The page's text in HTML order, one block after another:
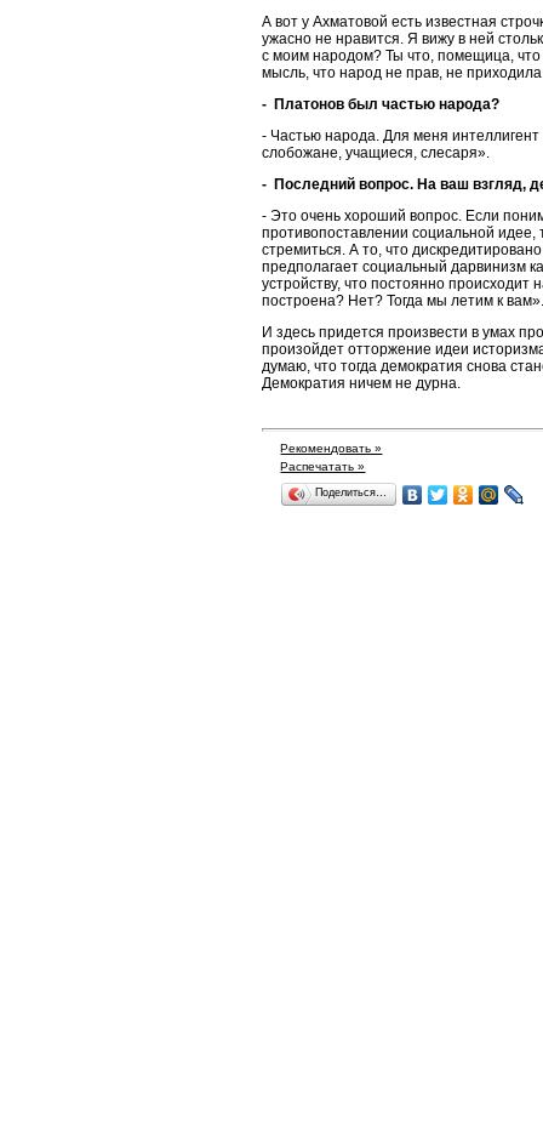
А вот у Ахматовой есть известная
ужасно не нравится. Я вижу в ней
с моим народом? Ты что, помещица, что
мысль, что народ не прав, не
- Платонов был частью народа?
- Частью народа. Для меня
слобожане, учащиеся, слесаря».
- Последний вопрос. На ваш взгляд,
- Это очень хороший вопрос. Если
противопоставлении социальной
стремиться. А то, что
предполагает социальный дарвинизм
устройству, что постоянно
построена? Нет? Тогда мы летим к вам».
И здесь придется произвести в умах
произойдет отторжение идеи
думаю, что тогда демократия снова
Демократия ничем не дурна.
Рекомендовать »
Распечатать »
Поделиться…